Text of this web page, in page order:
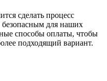
сделать процесс
для наших
способы оплаты, чтобы
подходящий вариант.